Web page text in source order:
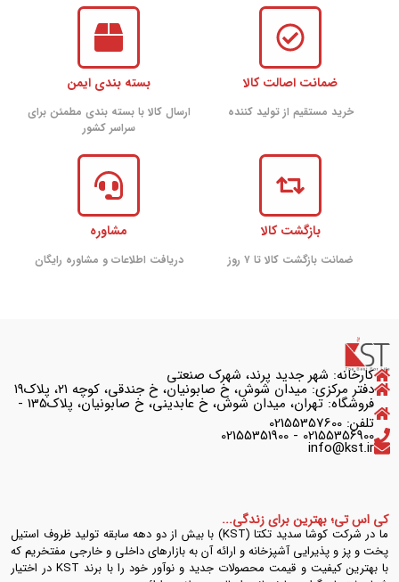
ضمانت اصالت کالا
خرید مستقیم از تولید کننده
بسته بندی ایمن
ارسال کالا با بسته بندی مطمئن برای
سراسر کشور
بازگشت کالا
ضمانت بازگشت کالا تا ۷ روز
مشاوره
دریافت اطلاعات و مشاوره رایگان
کارخانه: شهر جدید پرند، شهرک صنعتی
دفتر مرکزی: میدان شوش، خ صابونیان، خ جندقی، کوچه ۲۱، پلاک۱۹
فروشگاه: تهران، میدان شوش، خ عابدینی، خ صابونیان، پلاک135 -
تلفن: 02155357600
02155356900 - 02155351900
info@kst.ir
کی اس تی؛ بهترین برای زندگی...
ما در شرکت کوشا سدید تکتا (KST) با بیش از دو دهه سابقه تولید ظروف استیل
پخت و پز و پذیرایی آشپزخانه و ارائه آن به بازارهای داخلی و خارجی مفتخریم که
با بهترین کیفیت و قیمت محصولات جدید و نوآور خود را با برند KST در اختیار